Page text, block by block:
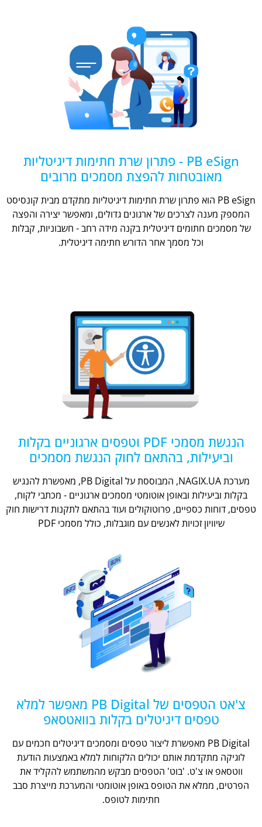
PB eSign - פתרון שרת חתימות דיגיטליות
מאובטחות להפצת מסמכים מרובים
PB eSign הוא פתרון שרת חתימות דיגיטליות מתקדם מבית קונסיסט
המספק מענה לצרכים של ארגונים גדולים, ומאפשר יצירה והפצה
של מסמכים חתומים דיגיטלית בקנה מידה רחב - חשבוניות, קבלות
וכל מסמך אחר הדורש חתימה דיגיטלית.
הנגשת מסמכי PDF וטפסים ארגוניים בקלות
וביעילות, בהתאם לחוק הנגשת מסמכים
מערכת NAGIX.UA, המבוססת על PB Digital, מאפשרת להנגיש
בקלות וביעילות ובאופן אוטומטי מסמכים ארגוניים - מכתבי לקוח,
טפסים, דוחות כספיים, פרוטוקולים ועוד בהתאם לתקנות דרישות חוק
שיוויון זכויות לאנשים עם מוגבלות, כולל מסמכי PDF
צ'אט הטפסים של PB Digital מאפשר למלא
טפסים דיגיטלים בקלות בוואטסאפ
PB Digital מאפשרת ליצור טפסים ומסמכים דיגיטלים חכמים עם
לוגיקה מתקדמת אותם יכולים הלקוחות למלא באמצעות הודעת
ווטסאפ או צ'ט. 'בוט' הטפסים מבקש מהמשתמש להקליד את
הפרטים, ממלא את הטופס באופן אוטומטי והמערכת מייצרת סבב
חתימות לטופס.